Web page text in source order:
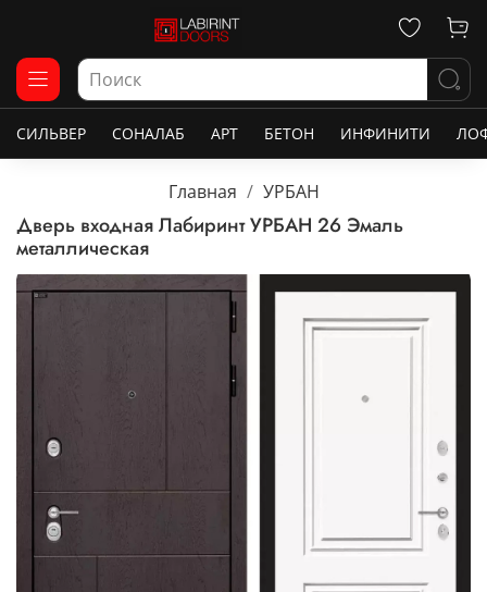
СИЛЬВЕР СОНАЛАБ АРТ БЕТОН ИНФИНИТИ
Главная УРБАН
Дверь входная Лабиринт УРБАН 26 Эмаль
металлическая